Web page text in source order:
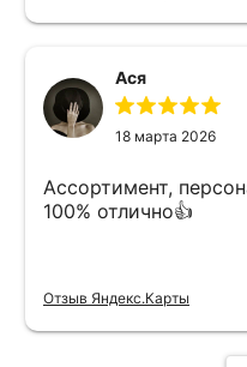
Ася
18 марта 2026
Ассортимент,
100% отлично👍
Отзыв Яндекс.Карты